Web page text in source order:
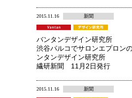
2015.11.16 新聞
バンタンデザイン研究所
渋谷パルコでサロンエプロン
ンタンデザイン研究所
繊研新聞 11月2日発行
2015.11.16 新聞